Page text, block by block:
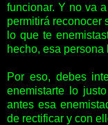
funcionar. Y no va
permitirá reconocer
lo que te
hecho, esa
Por eso, debes
enemistarte lo
antes esa
de rectificar y con